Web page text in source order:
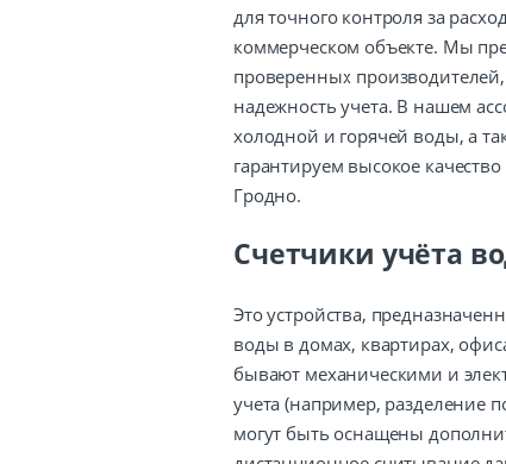
для точного контроля за
коммерческом объекте. Мы
проверенных
надежность учета. В нашем
холодной и горячей воды, а
гарантируем высокое
Гродно.
Счетчики учёта
Это устройства,
воды в домах, квартирах,
бывают механическими и
учета (например, разделение
могут быть оснащены